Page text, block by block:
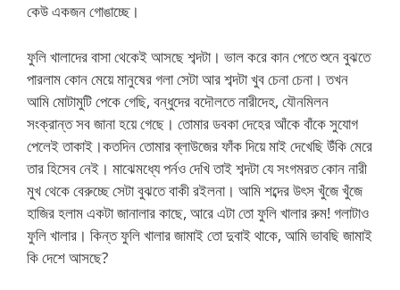
কেউ একজন গোঙাচ্ছে।
ফুলি খালাদের বাসা থেকেই আসছে শব্দটা। ভাল করে কান পেতে শুনে বুঝতে
পারলাম কোন মেয়ে মানুষের গলা সেটা আর শব্দটা খুব চেনা চেনা। তখন
আমি মোটামুটি পেকে গেছি, বন্ধুদের বদৌলতে নারীদেহ, যৌনমিলন
সংক্রান্ত সব জানা হয়ে গেছে। তোমার ডবকা দেহের আঁকে বাঁকে সুযোগ
পেলেই তাকাই।কতদিন তোমার ব্লাউজের ফাঁক দিয়ে মাই দেখেছি উঁকি মেরে
তার হিসেব নেই। মাঝেমধ্যে পর্নও দেখি তাই শব্দটা যে সংগমরত কোন নারী
মুখ থেকে বেরুচ্ছে সেটা বুঝতে বাকী রইলনা। আমি শব্দের উৎস খুঁজে খুঁজে
হাজির হলাম একটা জানালার কাছে, আরে এটা তো ফুলি খালার রুম! গলাটাও
ফুলি খালার। কিন্ত ফুলি খালার জামাই তো দুবাই থাকে, আমি ভাবছি জামাই
কি দেশে আসছে?